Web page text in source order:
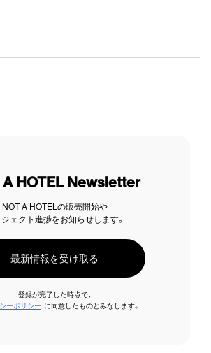
A HOTEL Newsletter
NOT A HOTELの販売開始や
ェクト進捗をお知らせします。
最新情報を受け取る
登録が完了した時点で、
ーポリシー に同意したものとみなします。